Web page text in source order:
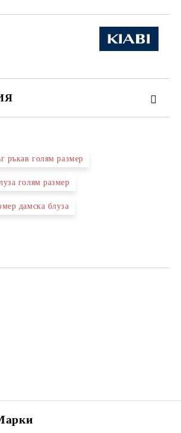
ръкав голям размер
голям размер
дамска блуза